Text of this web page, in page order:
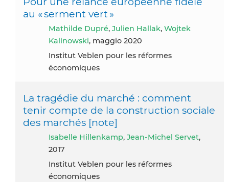
au « serment vert »
Mathilde Dupré, Julien Hallak, Wojtek
Kalinowski, maggio 2020
Institut Veblen pour les réformes
économiques
La tragédie du marché : comment
tenir compte de la construction sociale
des marchés [note]
Isabelle Hillenkamp, Jean-Michel Servet,
2017
Institut Veblen pour les réformes
économiques